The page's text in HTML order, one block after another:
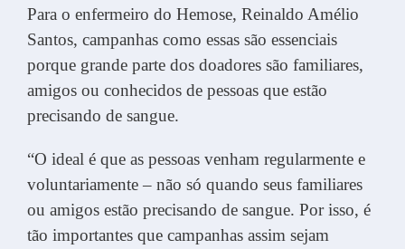
Para o enfermeiro do Hemose, Reinaldo Amélio
Santos, campanhas como essas são essenciais
porque grande parte dos doadores são familiares,
amigos ou conhecidos de pessoas que estão
precisando de sangue.
“O ideal é que as pessoas venham regularmente e
voluntariamente – não só quando seus familiares
ou amigos estão precisando de sangue. Por isso, é
tão importantes que campanhas assim sejam